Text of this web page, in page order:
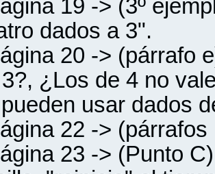
19 -> (3º
dados a 3".
20 -> (párrafo
¿Los de 4 no
usar dados
22 ->
23 -> (Punto